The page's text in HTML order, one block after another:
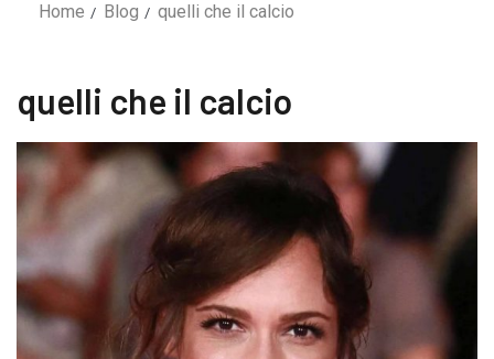
Home Blog quelli che il calcio
quelli che il calcio